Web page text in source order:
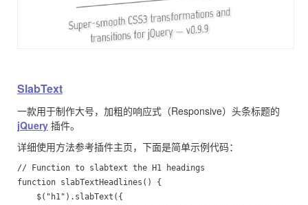
SlabText
一款用于制作大号，加粗的响应式（Responsive）头条标题的
jQuery 插件。
详细使用方法参考插件主页，下面是简单示例代码：
// Function to slabtext the H1 headings
function slabTextHeadlines() {
    $("h1").slabText({